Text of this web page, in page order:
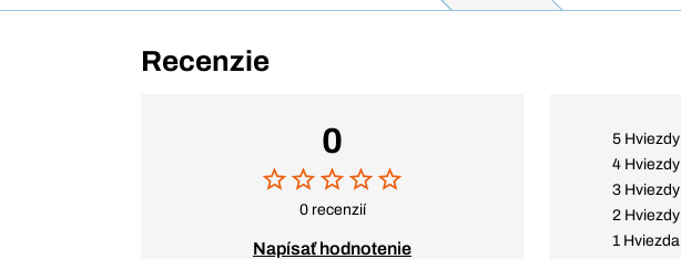
Recenzie
0
0 recenzií
Napísať hodnotenie
5 Hviezdy
4 Hviezdy
3 Hviezdy
2 Hviezdy
1 Hviezda